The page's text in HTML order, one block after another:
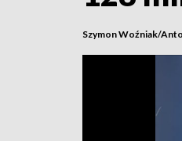
Szymon Woźniak/